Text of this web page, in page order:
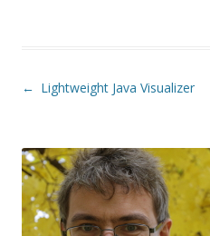
Навигация по записям
← Lightweight Java Visualizer